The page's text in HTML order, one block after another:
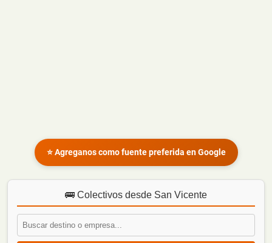
⭐ Agreganos como fuente preferida en Google
🚌 Colectivos desde San Vicente